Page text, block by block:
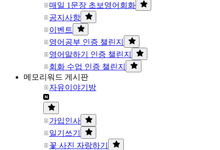
매일 1문장 초보영어회화
공지사항
이벤트
영어공부 인증 챌린지
영어말하기 인증 챌린지
회화 수업 인증 챌린지
메모리워드 게시판
자유이야기방
가입인사
일기쓰기
꽃 사진 자랑하기